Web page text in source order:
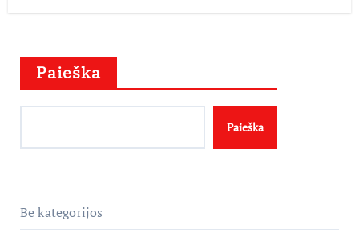
Paieška
Paieška
Be kategorijos